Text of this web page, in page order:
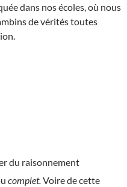
dans nos écoles, où nous
de vérités toutes
du raisonnement
complet. Voire de cette